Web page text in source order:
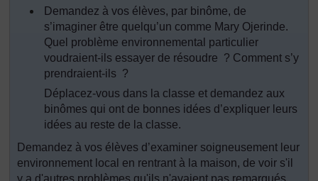
Demandez à vos élèves, par binôme, de
s’imaginer être quelqu’un comme Mary Ojerinde.
Quel problème environnemental particulier
voudraient-ils essayer de résoudre ? Comment s’y
prendraient-ils ?
Déplacez-vous dans la classe et demandez aux
binômes qui ont de bonnes idées d’expliquer leurs
idées au reste de la classe.
Demandez à vos élèves d’examiner soigneusement leur
environnement local en rentrant à la maison, de voir s'il
y a d'autres problèmes qu'ils n'avaient pas remarqués